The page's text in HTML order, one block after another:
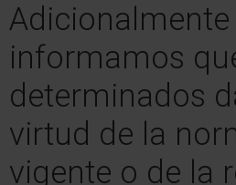
Adicionalmente
informamos
determinados
virtud de la
vigente o de la